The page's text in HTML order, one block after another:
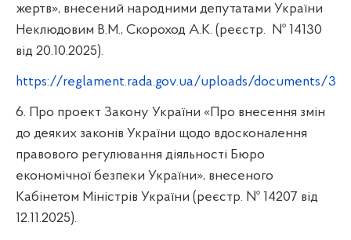
жертв», внесений народними депутатами України
Неклюдовим В.М., Скороход А.К. (реєстр. № 14130
від 20.10.2025).
https://reglament.rada.gov.ua/uploads/documents/
6. Про проект Закону України «Про внесення змін
до деяких законів України щодо вдосконалення
правового регулювання діяльності Бюро
економічної безпеки України», внесеного
Кабінетом Міністрів України (реєстр. № 14207 від
12.11.2025).